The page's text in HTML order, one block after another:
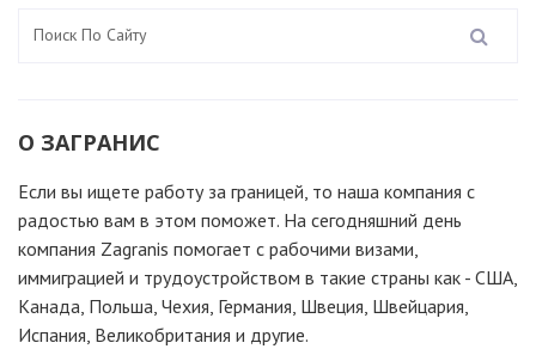
О ЗАГРАНИС
Если вы ищете работу за границей, то наша компания c
радостью вам в этом поможет. На сегодняшний день
компания Zagranis помогает с рабочими визами,
иммиграцией и трудоустройством в такие страны как - США,
Канада, Польша, Чехия, Германия, Швеция, Швейцария,
Испания, Великобритания и другие.